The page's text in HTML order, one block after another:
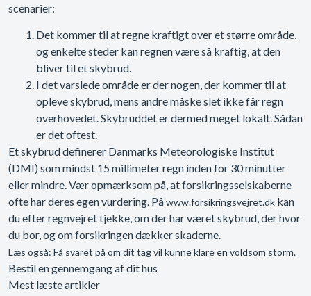
scenarier:
Det kommer til at regne kraftigt over et større område,
og enkelte steder kan regnen være så kraftig, at den
bliver til et skybrud.
I det varslede område er der nogen, der kommer til at
opleve skybrud, mens andre måske slet ikke får regn
overhovedet. Skybruddet er dermed meget lokalt. Sådan
er det oftest.
Et skybrud definerer Danmarks Meteorologiske Institut
(DMI) som mindst 15 millimeter regn inden for 30 minutter
eller mindre. Vær opmærksom på, at forsikringsselskaberne
ofte har deres egen vurdering. Påwww.forsikringsvejret.dk kan
du efter regnvejret tjekke, om der har været skybrud, der hvor
du bor, og om forsikringen dækker skaderne.
Læs også: Få svaret på om dit tag vil kunne klare en voldsom storm.
Bestil en gennemgang af dit hus
Mest læste artikler